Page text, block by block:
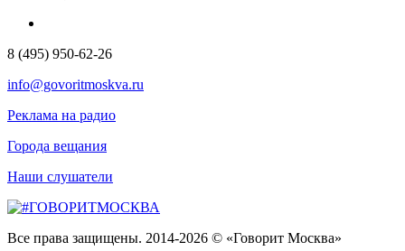
8 (495) 950-62-26
info@govoritmoskva.ru
Реклама на радио
Города вещания
Наши слушатели
Все права защищены. 2014-2026 © «Говорит Москва»